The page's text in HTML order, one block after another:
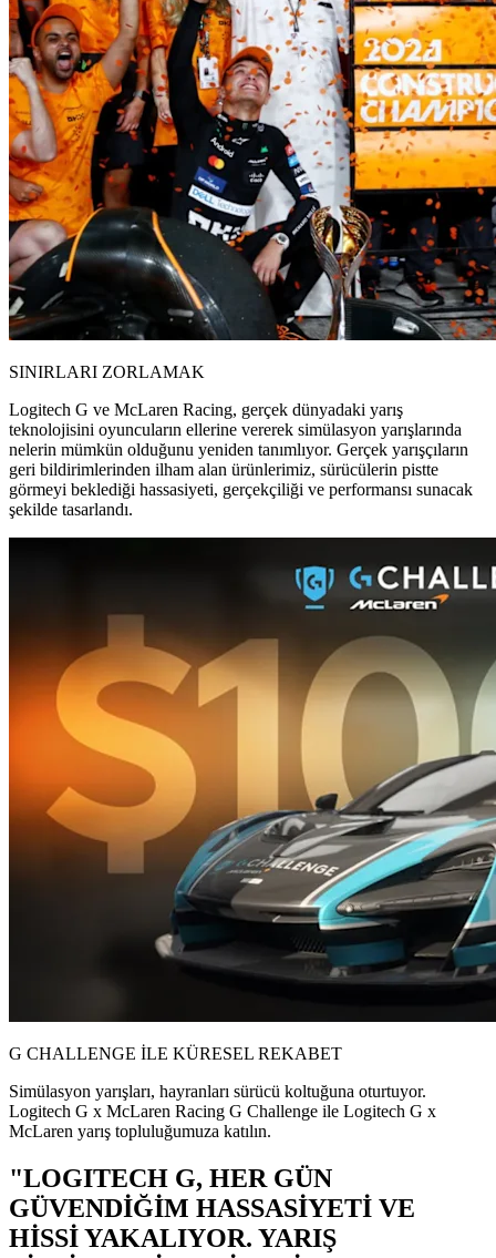
SINIRLARI ZORLAMAK
Logitech G ve McLaren Racing, gerçek dünyadaki yarış
teknolojisini oyuncuların ellerine vererek simülasyon yarışlarında
nelerin mümkün olduğunu yeniden tanımlıyor. Gerçek yarışçıların
geri bildirimlerinden ilham alan ürünlerimiz, sürücülerin pistte
görmeyi beklediği hassasiyeti, gerçekçiliği ve performansı sunacak
şekilde tasarlandı.
G CHALLENGE İLE KÜRESEL REKABET
Simülasyon yarışları, hayranları sürücü koltuğuna oturtuyor.
Logitech G x McLaren Racing G Challenge ile Logitech G x
McLaren yarış topluluğumuza katılın.
"LOGITECH G, HER GÜN
GÜVENDİĞİM HASSASİYETİ VE
HİSSİ YAKALIYOR. YARIŞ